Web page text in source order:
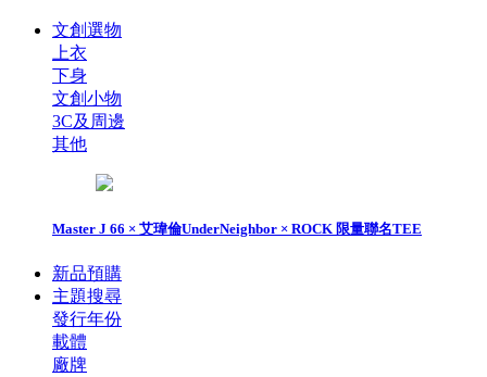
文創選物
上衣
下身
文創小物
3C及周邊
其他
Master J 66 × 艾瑋倫UnderNeighbor × ROCK 限量聯名TEE
新品預購
主題搜尋
發行年份
載體
廠牌